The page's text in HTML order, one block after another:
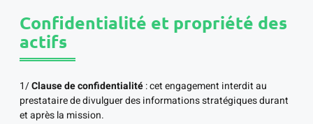
Confidentialité et propriété des
actifs
1/Clause de confidentialité: cet engagement interdit au
prestataire de divulguer des informations stratégiques durant
et après la mission.